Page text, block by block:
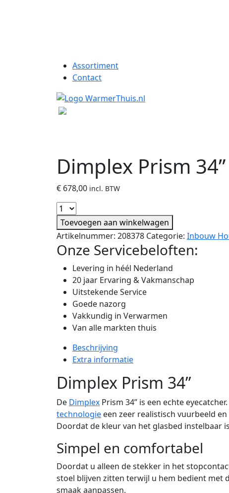
Assortiment
Contact
Dimplex Prism 34”
€ 678,00 incl. BTW
Toevoegen aan winkelwagen
Artikelnummer: 208378 Categorie: Inbouw
Onze Servicebeloften:
Levering in héél Nederland
20 jaar Ervaring & Vakmanschap
Uitstekende Service
Goede nazorg
Vakkundig in Verwarmen
Van alle markten thuis
Beschrijving
Extra informatie
Dimplex Prism 34”
De Dimplex Prism 34” is een echte
technologie een zeer realistisch vuurbeeld
Doordat de kleur van het glasbed instelbaar
Simpel en comfortabel
Doordat u alleen de stekker in het
stoel blijven zitten terwijl u hem bedient met
smaak aanpassen.